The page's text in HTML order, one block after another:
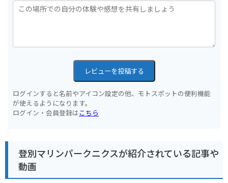
レビューを投稿する
ログインすると名前やアイコン設定の他、モトスポットの便利機能
が使えるようになります。
ログイン・会員登録はこちら
登別マリンパークニクスが紹介されている記事や
動画